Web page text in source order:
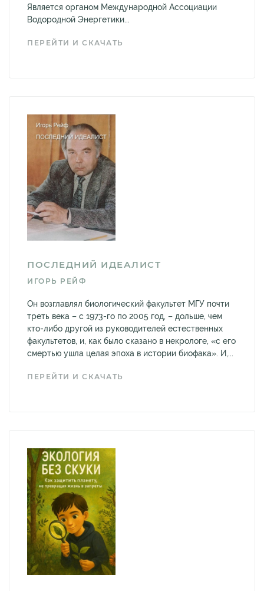
Является органом Международной Ассоциации
Водородной Энергетики...
ПЕРЕЙТИ И СКАЧАТЬ
ПОСЛЕДНИЙ ИДЕАЛИСТ
ИГОРЬ РЕЙФ
Он возглавлял биологический факультет МГУ почти
треть века – с 1973-го по 2005 год, – дольше, чем
кто-либо другой из руководителей естественных
факультетов, и, как было сказано в некрологе, «с его
смертью ушла целая эпоха в истории биофака». И,...
ПЕРЕЙТИ И СКАЧАТЬ